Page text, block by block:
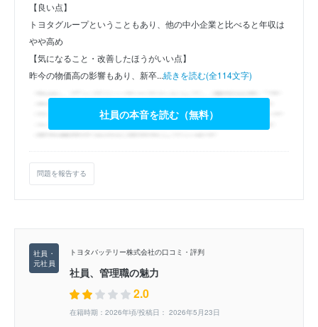
【良い点】
トヨタグループということもあり、他の中小企業と比べると年収は
やや高め
【気になること・改善したほうがいい点】
昨今の物価高の影響もあり、新卒...続きを読む(全114文字)
社員の本音を読む（無料）
問題を報告する
トヨタバッテリー株式会社の口コミ・評判
社員、管理職の魅力
2.0
在籍時期：2026年頃/投稿日： 2026年5月23日